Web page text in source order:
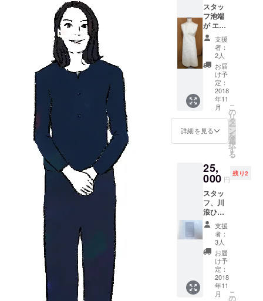
スタッ
フ池端
が エプ
ロンを
製作し
ます
券。 こ
のモデ
ルは、
店主原
田用に
製作し
ても
らった
１ショ
ルダー
ロンで
す。 券
到着
後、主
にメー
ルにて
エプロ
ン製作
の相談
をさせ
ていた
だきま
す。 (納
期は、
その際
支援
者：
2人
お届
け予
定：
2018
年11
月
詳細を見る
こ
の
リ
タ
ー
ン
を
選
択
す
る
25,
000 円
残り2
スタッ
フ、川
浪ひか
りが 名
刺を作
ります
券。 券
到着
後、
メール
などを
中心に
支援
者：
3人
お届
け予
定：
2018
年11
月
こ
の